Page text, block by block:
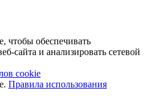
чтобы обеспечивать
сайта и анализировать сетевой
cookie
Правила использования